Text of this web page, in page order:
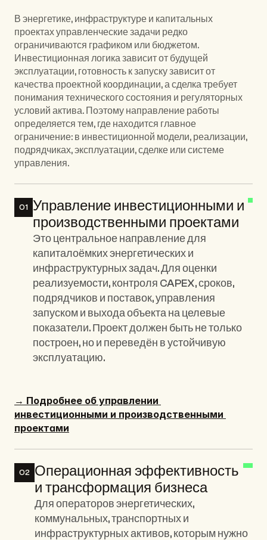
В энергетике, инфраструктуре и капитальных
проектах управленческие задачи редко
ограничиваются графиком или бюджетом.
Инвестиционная логика зависит от будущей
эксплуатации, готовность к запуску зависит от
качества проектной координации, а сделка требует
понимания технического состояния и регуляторных
условий актива. Поэтому направление работы
определяется тем, где находится главное
ограничение: в инвестиционной модели, реализации,
подрядчиках, эксплуатации, сделке или системе
управления.
01 Управление инвестиционными и
производственными проектами
Это центральное направление для
капиталоёмких энергетических и
инфраструктурных задач. Для оценки
реализуемости, контроля CAPEX, сроков,
подрядчиков и поставок, управления
запуском и выхода объекта на целевые
показатели. Проект должен быть не только
построен, но и переведён в устойчивую
эксплуатацию.
→ Подробнее об управлении
инвестиционными и производственными
проектами
02 Операционная эффективность
и трансформация бизнеса
Для операторов энергетических,
коммунальных, транспортных и
инфраструктурных активов, которым нужно